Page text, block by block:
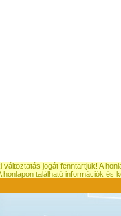
változtatás jogát fenntartjuk! A
honlapon található információk és